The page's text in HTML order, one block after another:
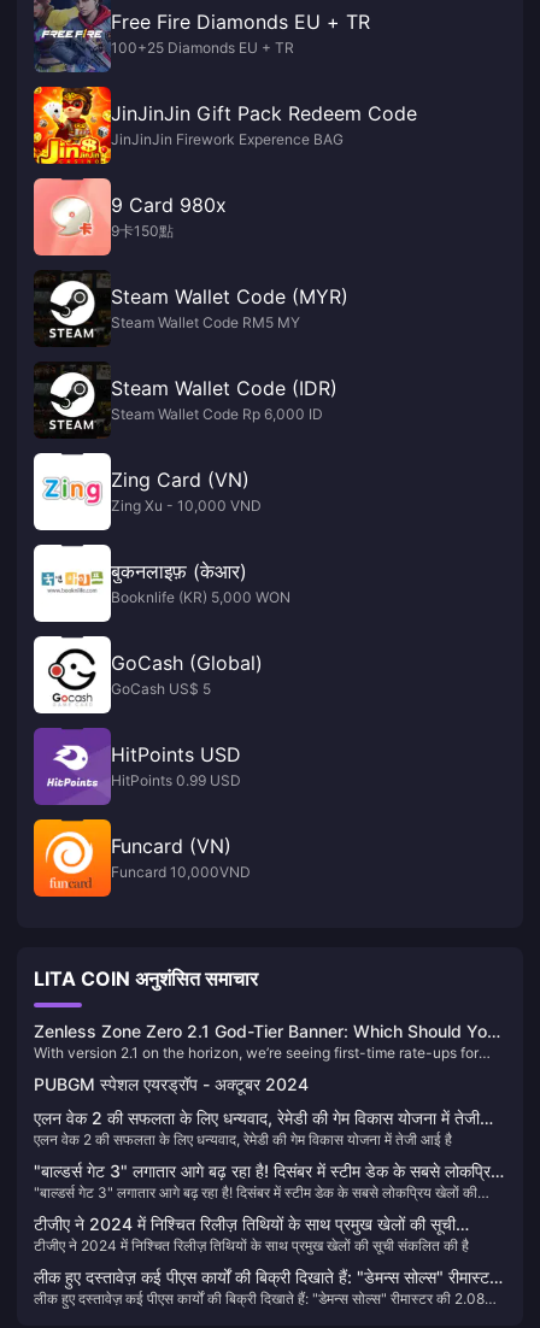
Free Fire Diamonds EU + TR
100+25 Diamonds EU + TR
JinJinJin Gift Pack Redeem Code
JinJinJin Firework Experence BAG
9 Card 980x
9卡150點
Steam Wallet Code (MYR)
Steam Wallet Code RM5 MY
Steam Wallet Code (IDR)
Steam Wallet Code Rp 6,000 ID
Zing Card (VN)
Zing Xu - 10,000 VND
बुकनलाइफ़ (केआर)
Booknlife (KR) 5,000 WON
GoCash (Global)
GoCash US$ 5
HitPoints USD
HitPoints 0.99 USD
Funcard (VN)
Funcard 10,000VND
LITA COIN अनुशंसित समाचार
Zenless Zone Zero 2.1 God-Tier Banner: Which Should You
Pull—Anby or Youye?
With version 2.1 on the horizon, we’re seeing first-time rate-ups for
Soukaku Youye & Alice, plus reruns of two top-tier Disorder DPS:
Anby Demara and Luna Yuecheng. Let’s dive into how to choose!
PUBGM स्पेशल एयरड्रॉप - अक्टूबर 2024
एलन वेक 2 की सफलता के लिए धन्यवाद, रेमेडी की गेम विकास योजना में तेजी
आई है
एलन वेक 2 की सफलता के लिए धन्यवाद, रेमेडी की गेम विकास योजना में तेजी आई है
"बाल्डर्स गेट 3" लगातार आगे बढ़ रहा है! दिसंबर में स्टीम डेक के सबसे लोकप्रिय
खेलों की रैंकिंग की घोषणा की गई
"बाल्डर्स गेट 3" लगातार आगे बढ़ रहा है! दिसंबर में स्टीम डेक के सबसे लोकप्रिय खेलों की
रैंकिंग की घोषणा की गई
टीजीए ने 2024 में निश्चित रिलीज़ तिथियों के साथ प्रमुख खेलों की सूची
संकलित की है
टीजीए ने 2024 में निश्चित रिलीज़ तिथियों के साथ प्रमुख खेलों की सूची संकलित की है
लीक हुए दस्तावेज़ कई पीएस कार्यों की बिक्री दिखाते हैं: "डेमन्स सोल्स" रीमास्टर
की 2.08 मिलियन प्रतियां बिकीं
लीक हुए दस्तावेज़ कई पीएस कार्यों की बिक्री दिखाते हैं: "डेमन्स सोल्स" रीमास्टर की 2.08